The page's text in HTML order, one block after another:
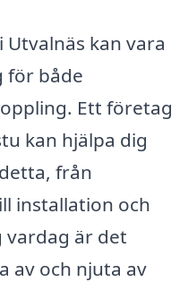
kan vara
för både
Ett företag
kan hjälpa dig
från
installation och
vardag är det
av och njuta av